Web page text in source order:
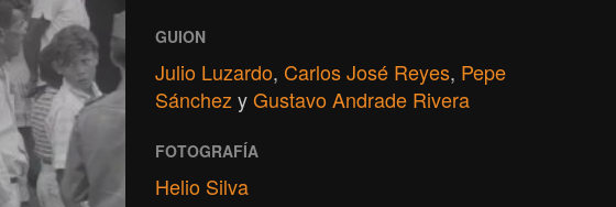
GUION
Julio Luzardo, Carlos José Reyes, Pepe
Sánchez yGustavo Andrade Rivera
FOTOGRAFÍA
Helio Silva